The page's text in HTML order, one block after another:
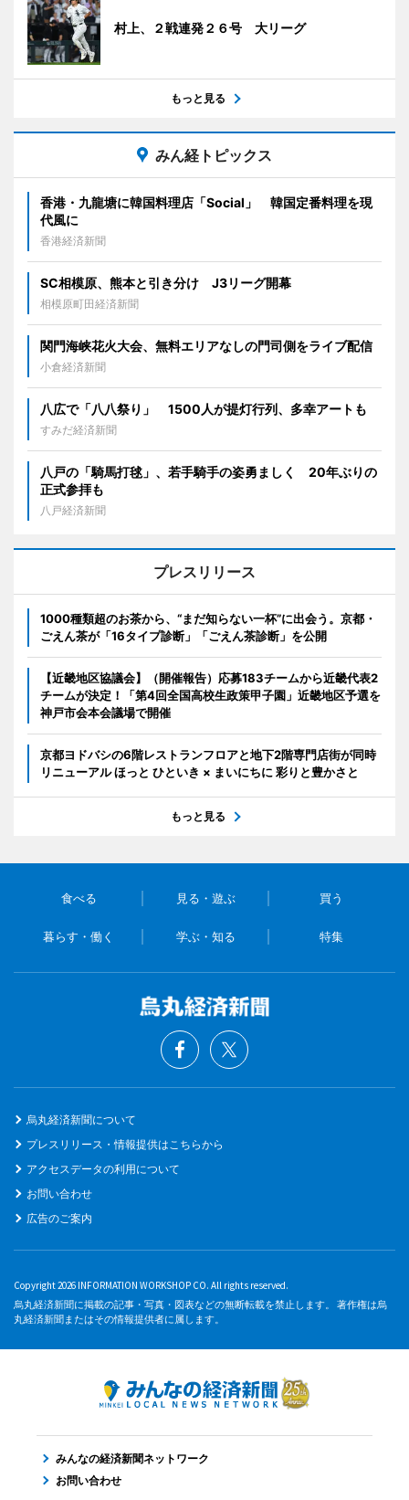
村上、２戦連発２６号 大リーグ
もっと見る
みん経トピックス
香港・九龍塘に韓国料理店「Social」 韓国定番料理を現
代風に
香港経済新聞
SC相模原、熊本と引き分け J3リーグ開幕
相模原町田経済新聞
関門海峡花火大会、無料エリアなしの門司側をライブ配信
小倉経済新聞
八広で「八八祭り」 1500人が提灯行列、多幸アートも
すみだ経済新聞
八戸の「騎馬打毬」、若手騎手の姿勇ましく 20年ぶりの
正式参拝も
八戸経済新聞
プレスリリース
1000種類超のお茶から、“まだ知らない一杯”に出会う。京都・
ごえん茶が「16タイプ診断」「ごえん茶診断」を公開
【近畿地区協議会】（開催報告）応募183チームから近畿代表2
チームが決定！「第4回全国高校生政策甲子園」近畿地区予選を
神戸市会本会議場で開催
京都ヨドバシの6階レストランフロアと地下2階専門店街が同時
リニューアル ほっと ひといき × まいにちに 彩りと豊かさと
もっと見る
食べる 見る・遊ぶ 買う
暮らす・働く 学ぶ・知る 特集
烏丸経済新聞について
プレスリリース・情報提供はこちらから
アクセスデータの利用について
お問い合わせ
広告のご案内
Copyright 2026 INFORMATION WORKSHOP CO. All rights reserved.
烏丸経済新聞に掲載の記事・写真・図表などの無断転載を禁止します。 著作権は烏
丸経済新聞またはその情報提供者に属します。
みんなの経済新聞ネットワーク
お問い合わせ